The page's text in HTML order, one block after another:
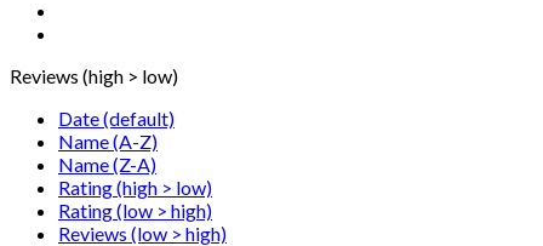
Reviews (high > low)
Date (default)
Name (A-Z)
Name (Z-A)
Rating (high > low)
Rating (low > high)
Reviews (low > high)